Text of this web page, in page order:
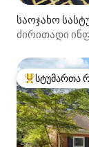
საოჯახო
ძირითადი
სტუმართა
სტუმართა